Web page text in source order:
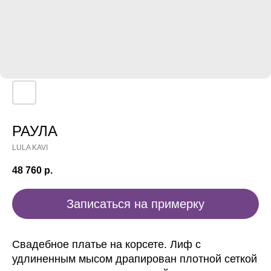
РАУЛА
LULA KAVI
48 760 р.
Записаться на примерку
Свадебное платье на корсете. Лиф с
удлиненным мысом драпирован плотной сеткой